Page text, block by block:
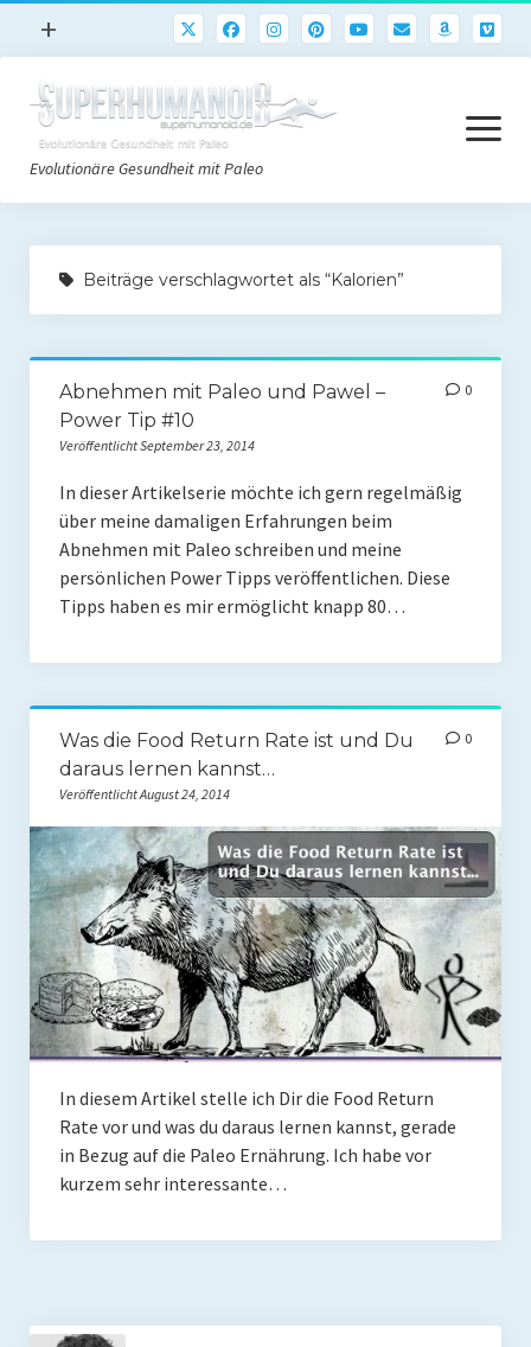
Menü
öffnen
+
Paleo
Rezepte
Sport
Gehirn
Freeletics
Podcast
English
Evolutionäre Gesundheit mit Paleo
Menü
öffnen
Paleo Start
Paleo Grundlagen 2.0
Einkaufsliste
Paleo-Einkaufsliste.de
Literatur
Coaching
Shop
Zunehmen mit Paleo
Paleo Gehirn-Pflege
Paleo Fitness
Freeletics
Kurs
Coaching
Coaching
Rezepte
Brainfood
Fermente
Fisch & Meeresfrüchte
Frühstück
Beiträge verschlagwortet als “Kalorien”
Abnehmen mit Paleo und Pawel –
Power Tip #10
Veröffentlicht September 23, 2014
0
In dieser Artikelserie möchte ich gern regelmäßig
über meine damaligen Erfahrungen beim
Abnehmen mit Paleo schreiben und meine
persönlichen Power Tipps veröffentlichen. Diese
Tipps haben es mir ermöglicht knapp 80…
Was die Food Return Rate ist und Du
daraus lernen kannst…
Veröffentlicht August 24, 2014
0
In diesem Artikel stelle ich Dir die Food Return
Rate vor und was du daraus lernen kannst, gerade
in Bezug auf die Paleo Ernährung. Ich habe vor
kurzem sehr interessante…